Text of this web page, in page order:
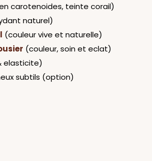
carotenoides, teinte corail)
naturel)
(couleur vive et naturelle)
(couleur, soin et eclat)
elasticite)
subtils (option)